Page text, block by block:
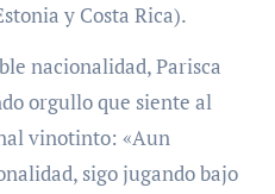
y Costa Rica).
nacionalidad, Parisca
orgullo que siente al
vinotinto: «Aun
sigo jugando bajo